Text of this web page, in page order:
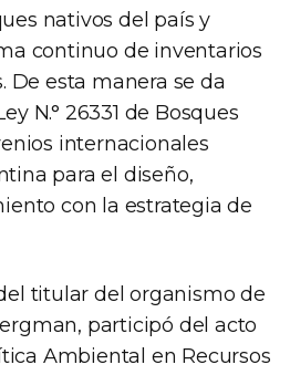
nativos del país y
continuo de inventarios
De esta manera se da
N.° 26331 de Bosques
internacionales
para el diseño,
con la estrategia de
titular del organismo de
participó del acto
Ambiental en Recursos